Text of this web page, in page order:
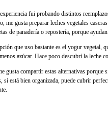
fui probando distintos
me gusta preparar leches vegetales
de panadería o repostería, porque
que uso bastante es el yogur vegetal,
azúcar. Hace poco descubrí la leche
gusta compartir estas alternativas porque
si está bien organizada, puede cubrir